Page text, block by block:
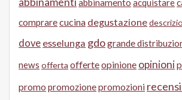
abbinamento acquistare
comprarecucina degustazione
dove esselunga gdogrande
news offerta offerteopinione opinioni
promo promozionepromozioni